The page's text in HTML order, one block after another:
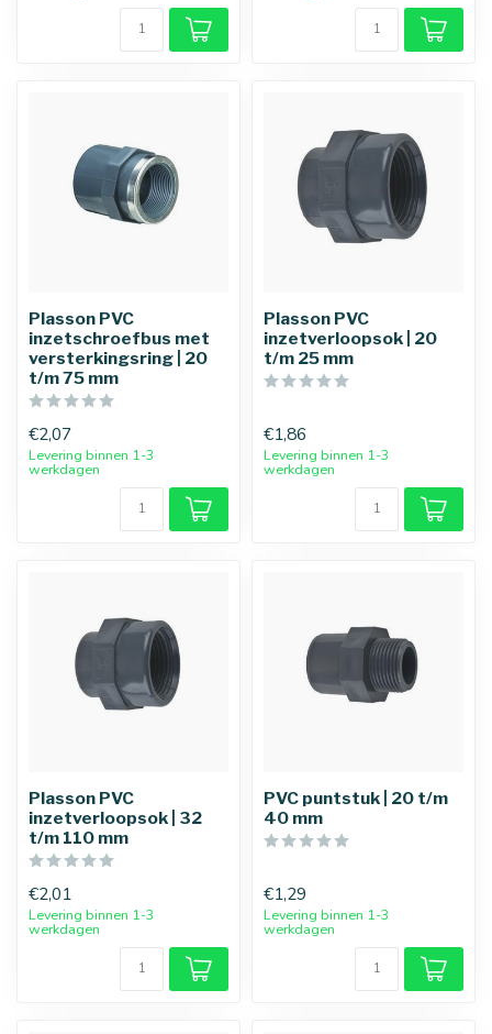
Plasson PVC
inzetschroefbus met
versterkingsring | 20
t/m 75 mm
€2,07
Levering binnen 1-3
werkdagen
Plasson PVC
inzetverloopsok | 20
t/m 25 mm
€1,86
Levering binnen 1-3
werkdagen
Plasson PVC
inzetverloopsok | 32
t/m 110 mm
€2,01
Levering binnen 1-3
werkdagen
PVC puntstuk | 20 t/m
40 mm
€1,29
Levering binnen 1-3
werkdagen